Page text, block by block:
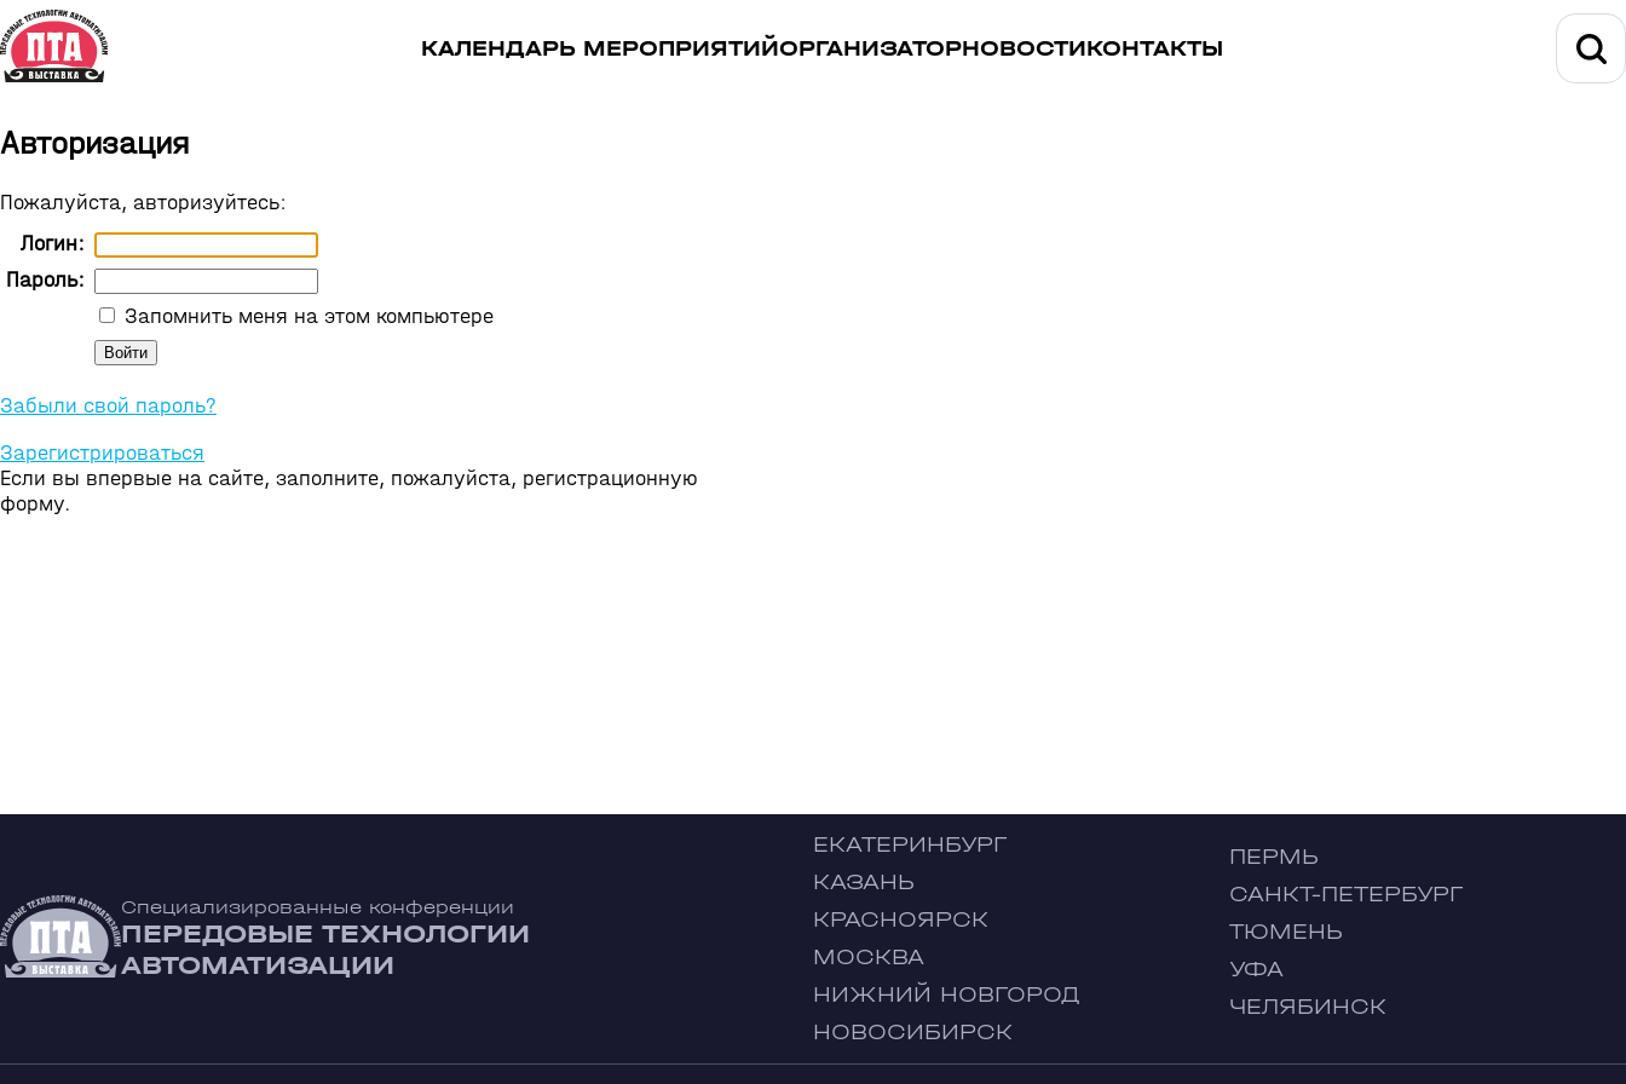
КАЛЕНДАРЬ МЕРОПРИЯТИЙОРГАНИЗАТОРНОВОСТИКОНТАКТЫ
Авторизация
Пожалуйста, авторизуйтесь:
Логин:
Пароль:
Запомнить меня на этом компьютере
Забыли свой пароль?
Зарегистрироваться
Если вы впервые на сайте, заполните, пожалуйста, регистрационную
форму.
Специализированные конференции
ПЕРЕДОВЫЕ ТЕХНОЛОГИИ
АВТОМАТИЗАЦИИ
ЕКАТЕРИНБУРГ
КАЗАНЬ
КРАСНОЯРСК
МОСКВА
НИЖНИЙ НОВГОРОД
НОВОСИБИРСК
ПЕРМЬ
САНКТ-ПЕТЕРБУРГ
ТЮМЕНЬ
УФА
ЧЕЛЯБИНСК